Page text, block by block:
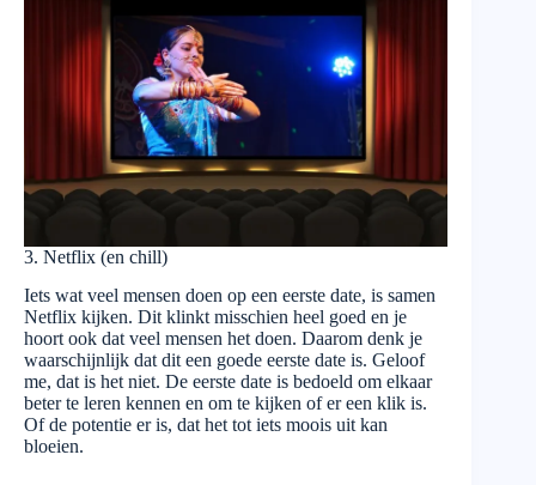
3. Netflix (en chill)
Iets wat veel mensen doen op een eerste date, is samen
Netflix kijken. Dit klinkt misschien heel goed en je
hoort ook dat veel mensen het doen. Daarom denk je
waarschijnlijk dat dit een goede eerste date is. Geloof
me, dat is het niet. De eerste date is bedoeld om elkaar
beter te leren kennen en om te kijken of er een klik is.
Of de potentie er is, dat het tot iets moois uit kan
bloeien.